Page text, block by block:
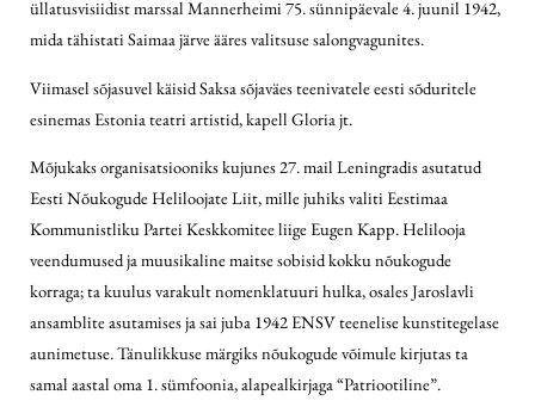
üllatusvisiidist marssal Mannerheimi 75. sünnipäevale 4. juunil 1942,
mida tähistati Saimaa järve ääres valitsuse salongvagunites.
Viimasel sõjasuvel käisid Saksa sõjaväes teenivatele eesti sõduritele
esinemas Estonia teatri artistid, kapell Gloria jt.
Mõjukaks organisatsiooniks kujunes 27. mail Leningradis asutatud
Eesti Nõukogude Heliloojate Liit, mille juhiks valiti Eestimaa
Kommunistliku Partei Keskkomitee liige Eugen Kapp. Helilooja
veendumused ja muusikaline maitse sobisid kokku nõukogude
korraga; ta kuulus varakult nomenklatuuri hulka, osales Jaroslavli
ansamblite asutamises ja sai juba 1942 ENSV teenelise kunstitegelase
aunimetuse. Tänulikkuse märgiks nõukogude võimule kirjutas ta
samal aastal oma 1. sümfoonia, alapealkirjaga “Patriootiline”.